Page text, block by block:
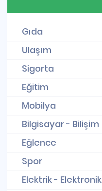
Gıda
Ulaşım
Sigorta
Eğitim
Mobilya
Bilgisayar - Bilişim
Eğlence
Spor
Elektrik - Elektronik